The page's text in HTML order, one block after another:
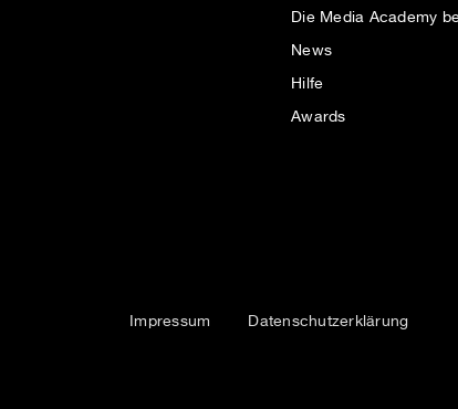
Die Media Academy
News
Hilfe
Awards
Impressum Datenschutzerklärung